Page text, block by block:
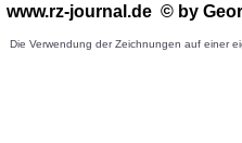
www.rz-journal.de © by
Die Verwendung der Zeichnungen auf einer